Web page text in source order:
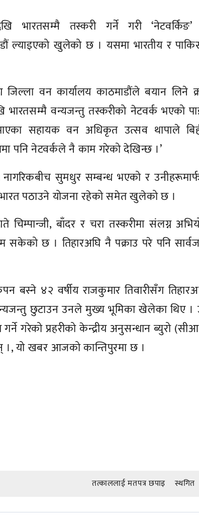
भारतसम्मै तस्करी गर्ने गरी
ल्याइएको खुलेको छ । यसमा भारतीय र
वन कार्यालय काठमाडौंले बयान लिने
भारतसम्मै वन्यजन्तु तस्करीको नेटवर्क भएको
सहायक वन अधिकृत उत्सव थापाले
पनि नेटवर्कले नै काम गरेको देखिन्छ ।’
नागरिकबीच सुमधुर सम्बन्ध भएको र
पठाउने योजना रहेको समेत खुलेको छ ।
बाँदर र चरा तस्करीमा संलग्न
छ । तिहारअघि नै पक्राउ परे पनि
बस्ने ४२ वर्षीय राजकुमार तिवारीसँग
छुटाउन उनले मुख्य भूमिका खेलेका थिए
गरेको प्रहरीको केन्द्रीय अनुसन्धान ब्युरो
।, यो खबर आजको कान्तिपुरमा छ ।
तत्काललाई मतपत्र छपाइ स्थगित